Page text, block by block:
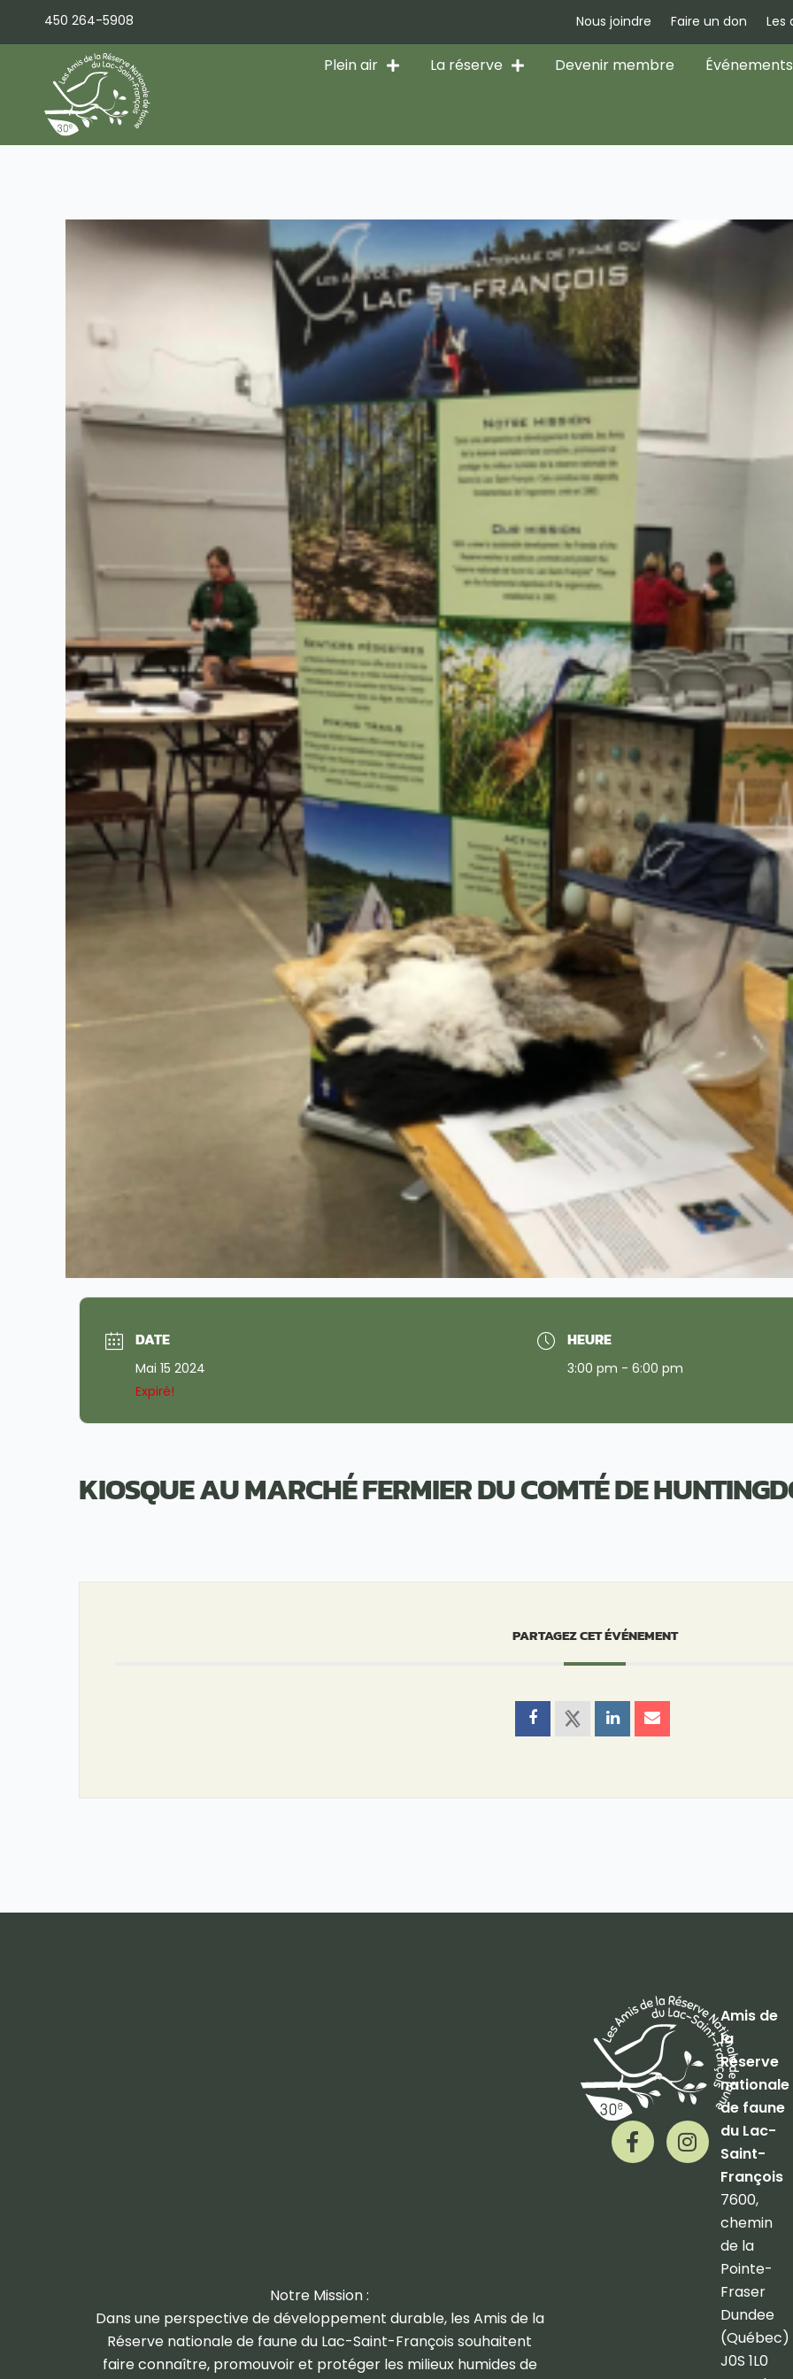
450 264-5908 Nous joindre Faire un don Les
Plein air La réserve Devenir membre Événements
DATE
Mai 15 2024
Expiré!
HEURE
3:00 pm - 6:00 pm
KIOSQUE AU MARCHÉ FERMIER DU COMTÉ DE
PARTAGEZ CET ÉVÉNEMENT
F
a
c
I
n
s
Amis de
la
Réserve
nationale
de faune
du Lac-
Saint-
François
7600,
chemin
de la
Pointe-
Fraser
Dundee
(Québec)
J0S 1L0
Notre Mission :
Dans une perspective de développement durable, les Amis de la
Réserve nationale de faune du Lac-Saint-François souhaitent
faire connaître, promouvoir et protéger les milieux humides de